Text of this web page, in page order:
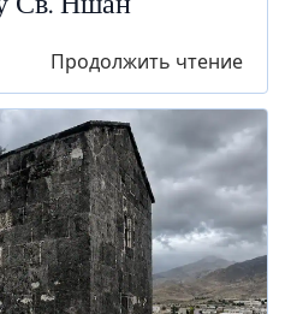
Св. Ншан
Продолжить чтение